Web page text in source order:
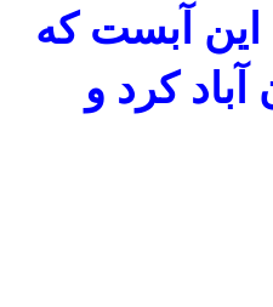
این آبست که
کرد و